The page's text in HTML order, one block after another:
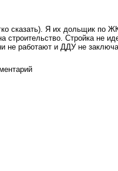
сказать). Я их дольщик по
строительство. Стройка не
не работают и ДДУ не